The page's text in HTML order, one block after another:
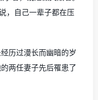
，自己一辈子都在压
历过漫长而幽暗的岁
两任妻子先后罹患了